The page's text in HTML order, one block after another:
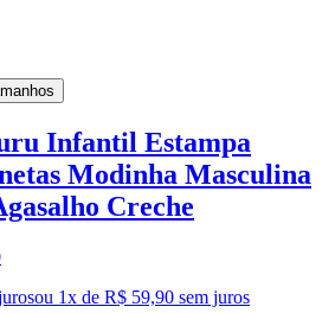
Infantil Estampa
Modinha Masculina
Creche
ou 1x de R$ 59,90 sem juros